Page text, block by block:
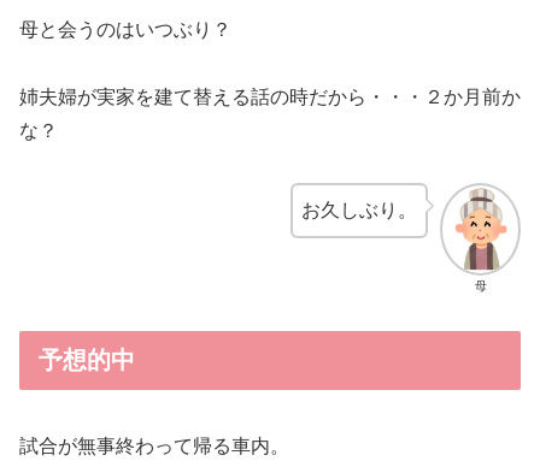
母と会うのはいつぶり？
姉夫婦が実家を建て替える話の時だから・・・２か月前か
な？
母
お久しぶり。
予想的中
試合が無事終わって帰る車内。